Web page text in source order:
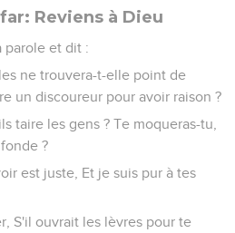
Reviens à Dieu
parole et dit :
ne trouvera-t-elle point de
un discoureur pour avoir raison ?
taire les gens ? Te moqueras-tu,
?
est juste, Et je suis pur à tes
S'il ouvrait les lèvres pour te